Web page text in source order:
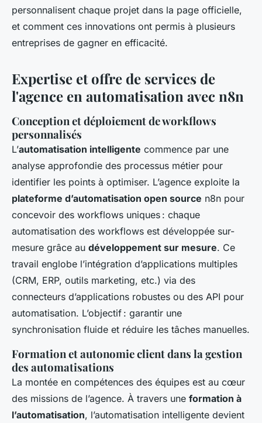
personnalisent chaque projet dans la page officielle,
et comment ces innovations ont permis à plusieurs
entreprises de gagner en efficacité.
Expertise et offre de services de
l'agence en automatisation avec n8n
Conception et déploiement de workflows
personnalisés
L’automatisation intelligente commence par une
analyse approfondie des processus métier pour
identifier les points à optimiser. L’agence exploite la
plateforme d’automatisation open source n8n pour
concevoir des workflows uniques : chaque
automatisation des workflows est développée sur-
mesure grâce au développement sur mesure. Ce
travail englobe l’intégration d’applications multiples
(CRM, ERP, outils marketing, etc.) via des
connecteurs d’applications robustes ou des API pour
automatisation. L’objectif : garantir une
synchronisation fluide et réduire les tâches manuelles.
Formation et autonomie client dans la gestion
des automatisations
La montée en compétences des équipes est au cœur
des missions de l’agence. À travers une formation à
l’automatisation, l’automatisation intelligente devient